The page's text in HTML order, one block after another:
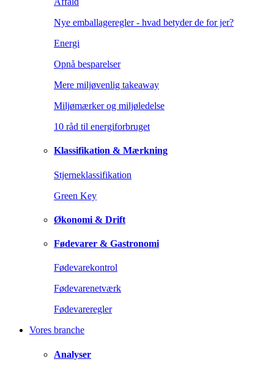
Nye emballageregler - hvad betyder de for jer?
Energi
Opnå besparelser
Mere miljøvenlig takeaway
Miljømærker og miljøledelse
10 råd til energiforbruget
Klassifikation & Mærkning
Stjerneklassifikation
Green Key
Økonomi & Drift
Fødevarer & Gastronomi
Fødevarekontrol
Fødevarenetværk
Fødevareregler
Vores branche
Analyser